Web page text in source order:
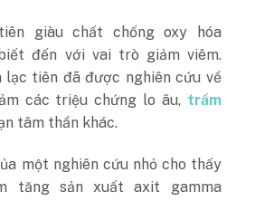
giàu chất chống oxy hóa
đến với vai trò giảm viêm.
lạc tiên đã được nghiên cứu về
các triệu chứng lo âu, trầm
tâm thần khác.
một nghiên cứu nhỏ cho thấy
tăng sản xuất axit gamma